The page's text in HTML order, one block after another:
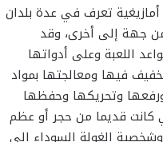
تعرف في عدة بلدان
جهة إلى أخرى، وقد
اللعبة وعلى أدواتها
فيها ومعالجتها بمواد
وتحريكها وحفظها
كانت قديما من حجر أو عظم
الغولة السوداء إلى